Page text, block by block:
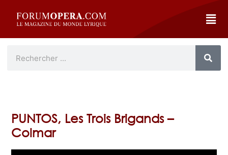
PUNTOS, Les Trois Brigands –
Colmar